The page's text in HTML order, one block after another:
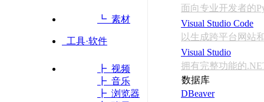
┗ 素材
工具·软件
┣ 视频
┣ 音乐
┣ 浏览器
面向专业开发者的
Visual Studio Code
以生成跨平台网站
Visual Studio
拥有完整功能的
数据库
DBeaver